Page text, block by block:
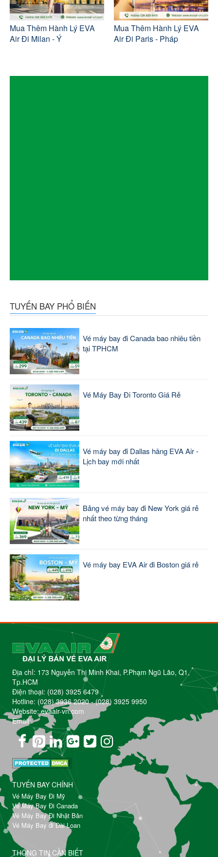
Mua Thêm Hành Lý EVA
Air Đi Milan - Ý
Mua Thêm Hành Lý EVA
Air Đi Paris - Pháp
TUYẾN BAY PHỔ BIẾN
Vé máy bay đi Canada bao nhiêu tiền
tại TPHCM
Vé Máy Bay Đi Toronto Giá Rẻ
Vé máy bay đi Dallas hãng EVA Air -
Lịch bay mới nhất
Bảng vé máy bay đi New York giá rẻ
nhất theo từng tháng
Vé máy bay EVA Air đi Boston giá rẻ
Địa chỉ: 173 Nguyễn Thị Minh Khai, P.Phạm Ngũ Lão, Q1,
Tp.HCM
Điện thoại: (028) 3925 6479
Hotline: (028) 3936 2020-(028) 3925 9950
Website: evaair-vn.com
Email:
TUYẾN BAY CHÍNH
Vé Máy Bay Đi Mỹ
Vé Máy Bay Đi Canada
Vé Máy Bay Đi Nhật Bản
Vé Máy Bay đi Đài Loan
THÔNG TIN CẦN BIẾT